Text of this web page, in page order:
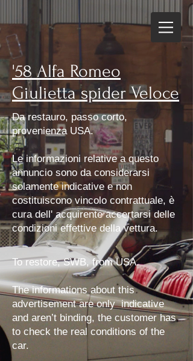
'58 Alfa Romeo
Giulietta spider Veloce
Da restauro, passo corto,
provenienza USA.
Le informazioni relative a questo
annuncio sono da considerarsi
solamente indicative e non
costituiscono vincolo contrattuale, è
cura dell' acquirente accertarsi delle
condizioni effettive della vettura.
To restore, SWB, from USA.
The informations about this
advertisement are only indicative
and aren’t binding, the customer has
to check the real conditions of the
car.